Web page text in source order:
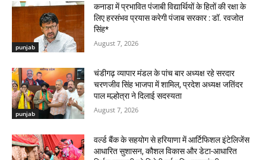
punjab
कनाडा में प्रभावित पंजाबी विद्यार्थियों के हितों की रक्षा के
लिए हरसंभव प्रयास करेगी पंजाब सरकार : डॉ. रवजोत
सिंह*
August 7, 2026
punjab
चंडीगढ़ व्यापार मंडल के पांच बार अध्यक्ष रहे सरदार
चरणजीव सिंह भाजपा में शामिल, प्रदेश अध्यक्ष जतिंदर
पाल मल्होत्रा ने दिलाई सदस्यता
August 7, 2026
वर्ल्ड बैंक के सहयोग से हरियाणा में आर्टिफिशल इंटेलिजेंस
आधारित सुशासन, कौशल विकास और डेटा-आधारित